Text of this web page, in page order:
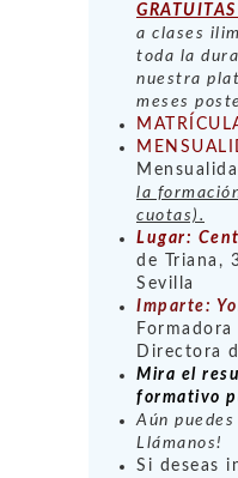
a clases
toda la
nuestra
meses
la
cuotas).
Lugar:
de Triana,
Sevilla
Imparte:
Directora
Mira el
formativo
Aún
Llámanos!
Si deseas